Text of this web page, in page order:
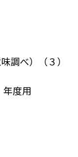
調べ）（３）
年度用